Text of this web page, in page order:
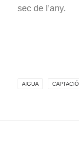
sec de l’any.
AIGUA CAPTACIÓ